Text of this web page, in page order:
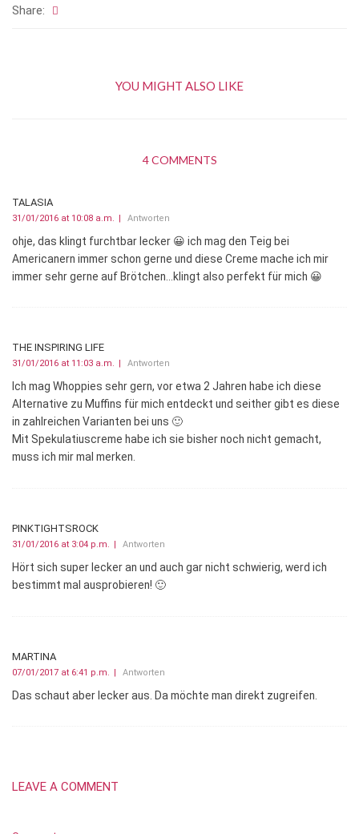
Share:
YOU MIGHT ALSO LIKE
4 COMMENTS
TALASIA
31/01/2016 at 10:08 a.m. Antworten
ohje, das klingt furchtbar lecker 😀 ich mag den Teig bei
Americanern immer schon gerne und diese Creme mache ich mir
immer sehr gerne auf Brötchen…klingt also perfekt für mich 😀
THE INSPIRING LIFE
31/01/2016 at 11:03 a.m. Antworten
Ich mag Whoppies sehr gern, vor etwa 2 Jahren habe ich diese
Alternative zu Muffins für mich entdeckt und seither gibt es diese
in zahlreichen Varianten bei uns 🙂
Mit Spekulatiuscreme habe ich sie bisher noch nicht gemacht,
muss ich mir mal merken.
PINKTIGHTSROCK
31/01/2016 at 3:04 p.m. Antworten
Hört sich super lecker an und auch gar nicht schwierig, werd ich
bestimmt mal ausprobieren! 🙂
MARTINA
07/01/2017 at 6:41 p.m. Antworten
Das schaut aber lecker aus. Da möchte man direkt zugreifen.
LEAVE A COMMENT